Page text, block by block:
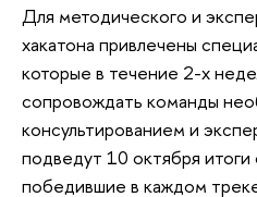
Для методического и
хакатона привлечены
которые в течение 2-х
сопровождать команды
консультированием и
подведут 10 октября
победившие в каждом